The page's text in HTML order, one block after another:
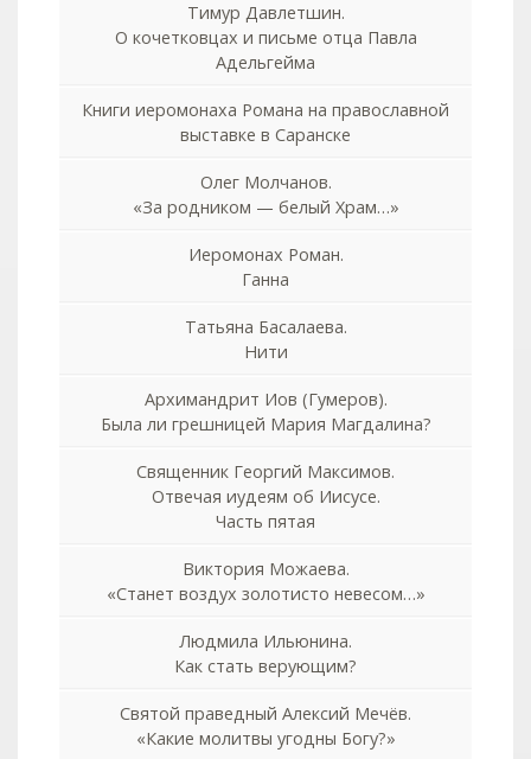
Тимур Давлетшин.
О кочетковцах и письме отца Павла
Адельгейма
Книги иеромонаха Романа на православной
выставке в Саранске
Олег Молчанов.
«За родником — белый Храм…»
Иеромонах Роман.
Ганна
Татьяна Басалаева.
Нити
Архимандрит Иов (Гумеров).
Была ли грешницей Мария Магдалина?
Священник Георгий Максимов.
Отвечая иудеям об Иисусе.
Часть пятая
Виктория Можаева.
«Станет воздух золотисто невесом…»
Людмила Ильюнина.
Как стать верующим?
Святой праведный Алексий Мечёв.
«Какие молитвы угодны Богу?»